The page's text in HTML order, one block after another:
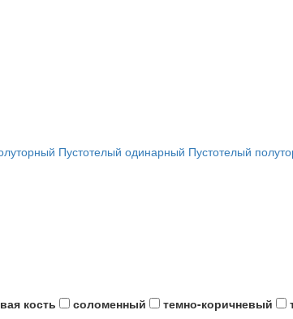
Пустотелый одинарный Пустотелый
кость соломенный темно-коричневый